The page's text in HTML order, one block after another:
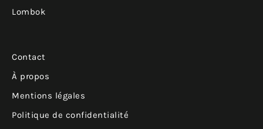
Lombok
Contact
À propos
Mentions légales
Politique de confidentialité